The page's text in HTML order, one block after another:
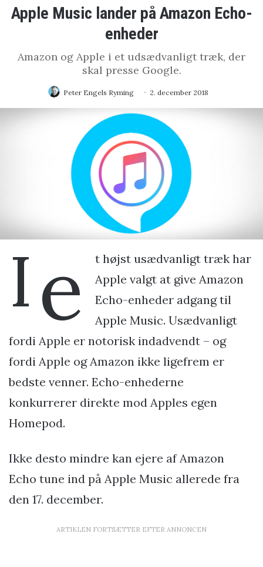
Apple Music lander på Amazon Echo-
enheder
Amazon og Apple i et udsædvanligt træk, der
skal presse Google.
Peter Engels Ryming 2. december 2018
Ie
t højst usædvanligt træk har
Apple valgt at give Amazon
Echo-enheder adgang til
Apple Music. Usædvanligt
fordi Apple er notorisk indadvendt – og
fordi Apple og Amazon ikke ligefrem er
bedste venner. Echo-enhederne
konkurrerer direkte mod Apples egen
Homepod.
Ikke desto mindre kan ejere af Amazon
Echo tune ind på Apple Music allerede fra
den 17. december.
ARTIKLEN FORTSÆTTER EFTER ANNONCEN